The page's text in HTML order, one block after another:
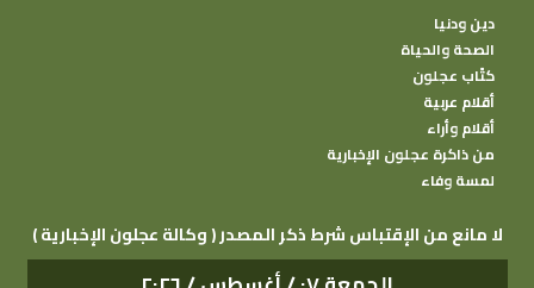
دين ودنيا
الصحة والحياة
كتًاب عجلون
أقلام عربية
أقلام وأراء
من ذاكرة عجلون الإخبارية
لمسة وفاء
( وكالة عجلون الإخبارية ) لا مانع من الإقتباس شرط ذكر المصدر